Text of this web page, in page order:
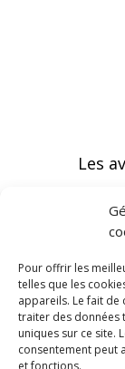
Pour offrir les
telles que les
appareils. Le fait de
traiter des données
uniques sur ce site.
consentement peut
et fonctions.
Les
Vous
vous